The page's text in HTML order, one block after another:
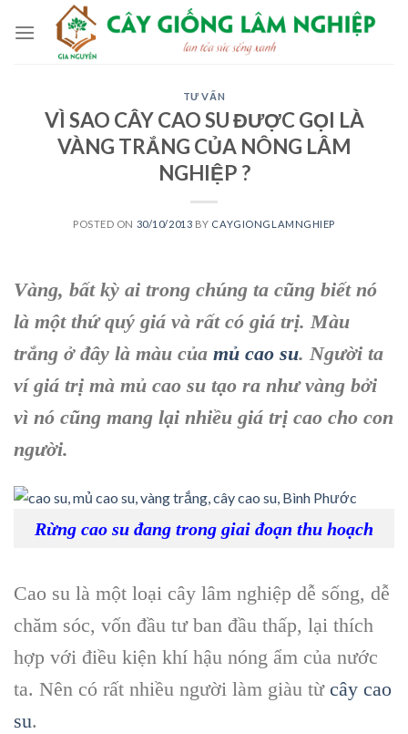
TƯ VẤN
VÌ SAO CÂY CAO SU ĐƯỢC GỌI LÀ
VÀNG TRẮNG CỦA NÔNG LÂM
NGHIỆP ?
POSTED ON 30/10/2013 BY CAYGIONGLAMNGHIEP
Vàng, bất kỳ ai trong chúng ta cũng biết nó
là một thứ quý giá và rất có giá trị. Màu
trắng ở đây là màu của mủ cao su. Người ta
ví giá trị mà mủ cao su tạo ra như vàng bởi
vì nó cũng mang lại nhiều giá trị cao cho con
người.
Rừng cao su đang trong giai đoạn thu hoạch
Cao su là một loại cây lâm nghiệp dễ sống, dễ
chăm sóc, vốn đầu tư ban đầu thấp, lại thích
hợp với điều kiện khí hậu nóng ẩm của nước
ta. Nên có rất nhiều người làm giàu từ cây cao
su.